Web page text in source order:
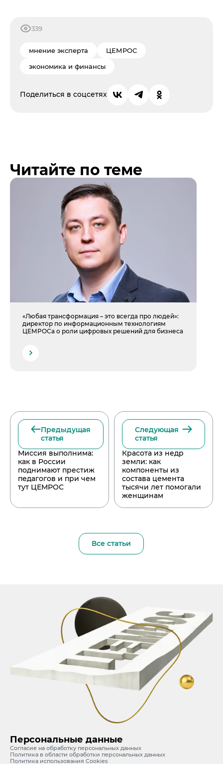
339
мнение эксперта
ЦЕМРОС
экономика и финансы
Поделиться в соцсетях
Читайте по теме
«Любая трансформация – это всегда про людей»:
директор по информационным технологиям
ЦЕМРОСа о роли цифровых решений для бизнеса
Предыдущая
статья
Миссия выполнима:
как в России
поднимают престиж
педагогов и при чем
тут ЦЕМРОС
Следующая
статья
Красота из недр
земли: как
компоненты из
состава цемента
тысячи лет помогали
женщинам
Все статьи
Персональные данные
Согласие на обработку персональных данных
Политика в области обработки персональных данных
Политика использования Cookies